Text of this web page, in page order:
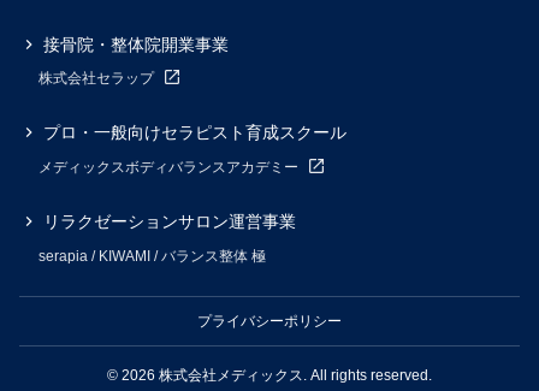
接骨院・整体院開業事業
株式会社セラップ
プロ・一般向けセラピスト育成スクール
メディックスボディバランスアカデミー
リラクゼーションサロン運営事業
serapia / KIWAMI / バランス整体 極
プライバシーポリシー
© 2026 株式会社メディックス. All rights reserved.